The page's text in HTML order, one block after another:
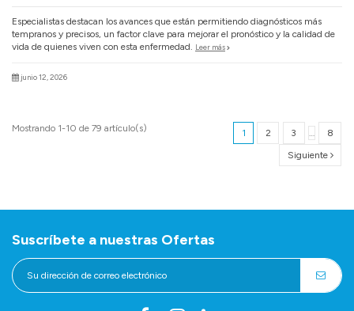
Especialistas destacan los avances que están permitiendo diagnósticos más
tempranos y precisos, un factor clave para mejorar el pronóstico y la calidad de
vida de quienes viven con esta enfermedad. Leer más
junio 12, 2026
Mostrando 1-10 de 79 artículo(s) 1 2 3 …
8
Siguiente
Suscríbete a nuestras Ofertas